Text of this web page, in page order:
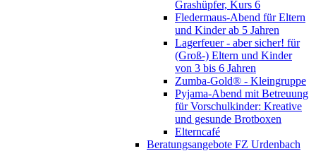
Grashüpfer, Kurs 6
Fledermaus-Abend für Eltern
und Kinder ab 5 Jahren
Lagerfeuer - aber sicher! für
(Groß-) Eltern und Kinder
von 3 bis 6 Jahren
Zumba-Gold® - Kleingruppe
Pyjama-Abend mit Betreuung
für Vorschulkinder: Kreative
und gesunde Brotboxen
Elterncafé
Beratungsangebote FZ Urdenbach